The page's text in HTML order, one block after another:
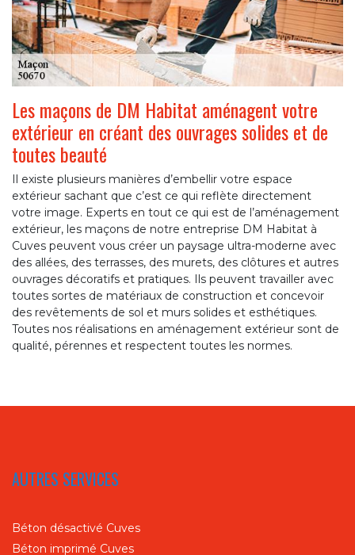
Les maçons de DM Habitat aménagent votre
extérieur en créant des ouvrages solides et de
toutes beauté
Il existe plusieurs manières d’embellir votre espace
extérieur sachant que c’est ce qui reflète directement
votre image. Experts en tout ce qui est de l’aménagement
extérieur, les maçons de notre entreprise DM Habitat à
Cuves peuvent vous créer un paysage ultra-moderne avec
des allées, des terrasses, des murets, des clôtures et autres
ouvrages décoratifs et pratiques. Ils peuvent travailler avec
toutes sortes de matériaux de construction et concevoir
des revêtements de sol et murs solides et esthétiques.
Toutes nos réalisations en aménagement extérieur sont de
qualité, pérennes et respectent toutes les normes.
AUTRES SERVICES
Béton désactivé Cuves
Béton imprimé Cuves